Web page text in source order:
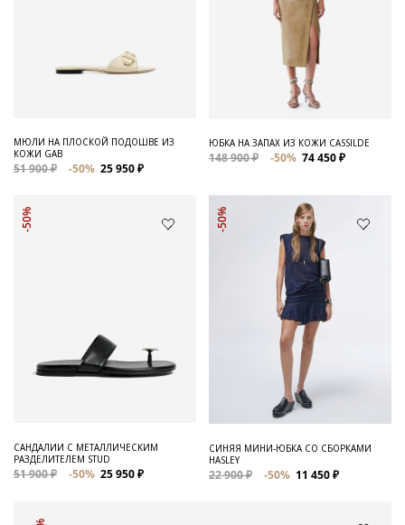
МЮЛИ НА ПЛОСКОЙ ПОДОШВЕ ИЗ
КОЖИ GAB
51 900 ₽ -50% 25 950 ₽
ЮБКА НА ЗАПАХ ИЗ КОЖИ CASSILDE
148 900 ₽ -50% 74 450 ₽
-50%
САНДАЛИИ С МЕТАЛЛИЧЕСКИМ
РАЗДЕЛИТЕЛЕМ STUD
51 900 ₽ -50% 25 950 ₽
-50%
СИНЯЯ МИНИ-ЮБКА СО СБОРКАМИ
HASLEY
22 900 ₽ -50% 11 450 ₽